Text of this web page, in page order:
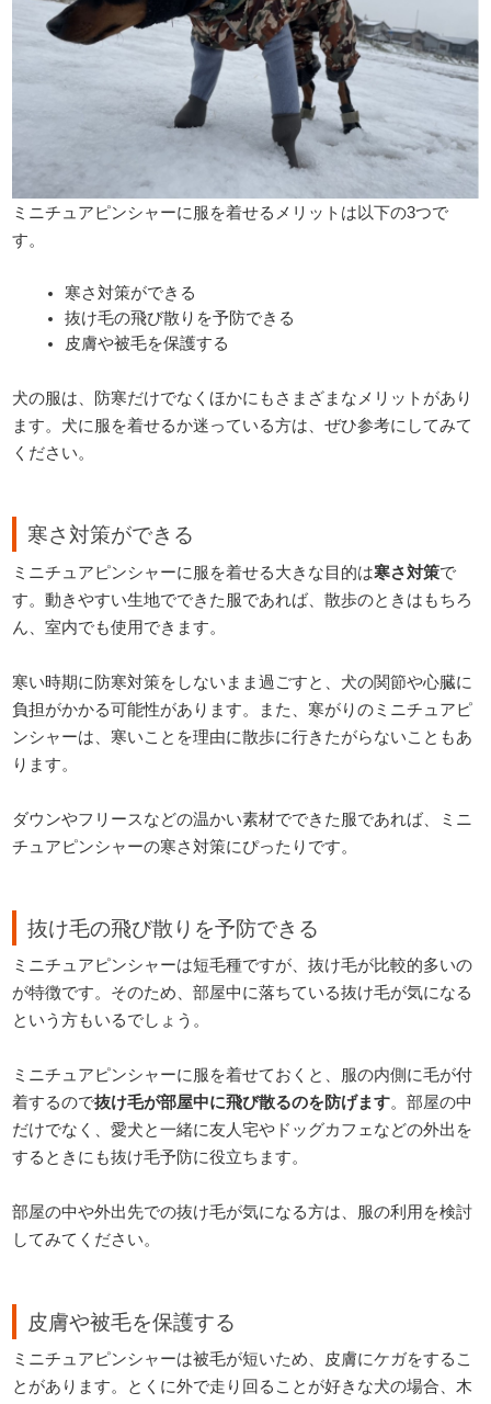
ミニチュアピンシャーに服を着せるメリットは以下の3つで
す。
寒さ対策ができる
抜け毛の飛び散りを予防できる
皮膚や被毛を保護する
犬の服は、防寒だけでなくほかにもさまざまなメリットがあり
ます。犬に服を着せるか迷っている方は、ぜひ参考にしてみて
ください。
寒さ対策ができる
ミニチュアピンシャーに服を着せる大きな目的は寒さ対策で
す。動きやすい生地でできた服であれば、散歩のときはもちろ
ん、室内でも使用できます。
寒い時期に防寒対策をしないまま過ごすと、犬の関節や心臓に
負担がかかる可能性があります。また、寒がりのミニチュアピ
ンシャーは、寒いことを理由に散歩に行きたがらないこともあ
ります。
ダウンやフリースなどの温かい素材でできた服であれば、ミニ
チュアピンシャーの寒さ対策にぴったりです。
抜け毛の飛び散りを予防できる
ミニチュアピンシャーは短毛種ですが、抜け毛が比較的多いの
が特徴です。そのため、部屋中に落ちている抜け毛が気になる
という方もいるでしょう。
ミニチュアピンシャーに服を着せておくと、服の内側に毛が付
着するので抜け毛が部屋中に飛び散るのを防げます。部屋の中
だけでなく、愛犬と一緒に友人宅やドッグカフェなどの外出を
するときにも抜け毛予防に役立ちます。
部屋の中や外出先での抜け毛が気になる方は、服の利用を検討
してみてください。
皮膚や被毛を保護する
ミニチュアピンシャーは被毛が短いため、皮膚にケガをするこ
とがあります。とくに外で走り回ることが好きな犬の場合、木